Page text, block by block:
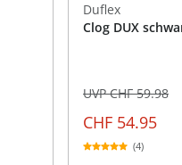
Duflex
Clog DUX
CHF 54.95
UVP CHF 59.98
(4)